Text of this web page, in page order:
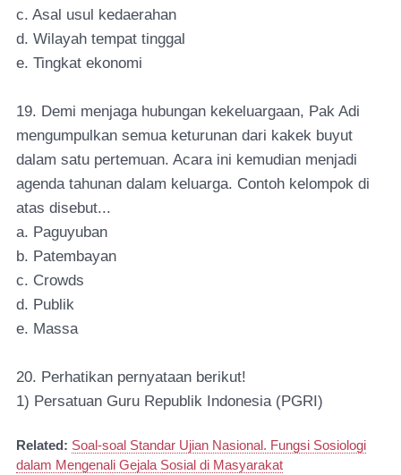
c. Asal usul kedaerahan
d. Wilayah tempat tinggal
e. Tingkat ekonomi
19. Demi menjaga hubungan kekeluargaan, Pak Adi
mengumpulkan semua keturunan dari kakek buyut
dalam satu pertemuan. Acara ini kemudian menjadi
agenda tahunan dalam keluarga. Contoh kelompok di
atas disebut...
a. Paguyuban
b. Patembayan
c. Crowds
d. Publik
e. Massa
20. Perhatikan pernyataan berikut!
1) Persatuan Guru Republik Indonesia (PGRI)
Related: Soal-soal Standar Ujian Nasional. Fungsi Sosiologi
dalam Mengenali Gejala Sosial di Masyarakat